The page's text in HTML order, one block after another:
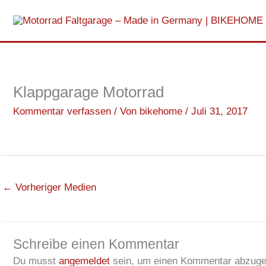
Inhalt
springen
Klappgarage Motorrad
Kommentar verfassen / Von bikehome / Juli 31, 2017
← Vorheriger Medien
Schreibe einen Kommentar
Du musst angemeldet sein, um einen Kommentar